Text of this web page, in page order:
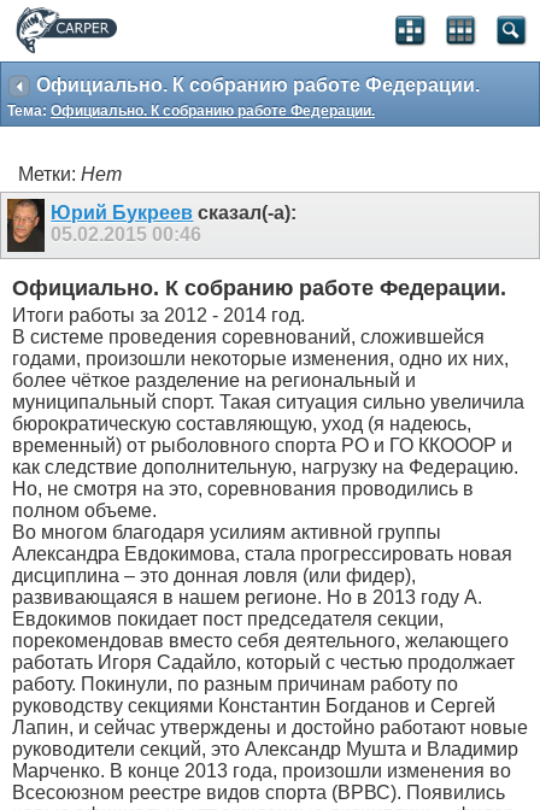
Официально. К собранию работе Федерации.
Тема: Официально. К собранию работе Федерации.
Метки: Нет
Юрий Букреев сказал(-а):
05.02.2015 00:46
Официально. К собранию работе Федерации.
Итоги работы за 2012 - 2014 год.
В системе проведения соревнований, сложившейся
годами, произошли некоторые изменения, одно их них,
более чёткое разделение на региональный и
муниципальный спорт. Такая ситуация сильно увеличила
бюрократическую составляющую, уход (я надеюсь,
временный) от рыболовного спорта РО и ГО ККОООР и
как следствие дополнительную, нагрузку на Федерацию.
Но, не смотря на это, соревнования проводились в
полном объеме.
Во многом благодаря усилиям активной группы
Александра Евдокимова, стала прогрессировать новая
дисциплина – это донная ловля (или фидер),
развивающаяся в нашем регионе. Но в 2013 году А.
Евдокимов покидает пост председателя секции,
порекомендовав вместо себя деятельного, желающего
работать Игоря Садайло, который с честью продолжает
работу. Покинули, по разным причинам работу по
руководству секциями Константин Богданов и Сергей
Лапин, и сейчас утверждены и достойно работают новые
руководители секций, это Александр Мушта и Владимир
Марченко. В конце 2013 года, произошли изменения во
Всесоюзном реестре видов спорта (ВРВС). Появились